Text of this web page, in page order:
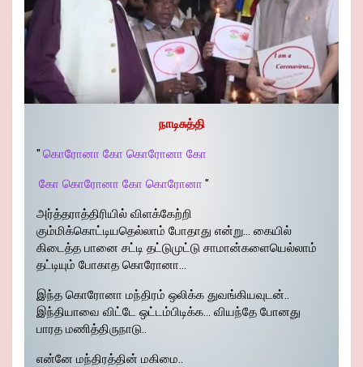
நாடிசுத்தி
" கொரோனா கோ கொரோனா கோ
கோ கொரோனா கோ கொரோனா "
அர்த்தராத்திரியில் விளக்கேற்றி
கும்மிக்கொட்டியதெல்லாம் போதாது என்று… கையில்
கிடைத்த பானை சட்டி தட்டுமுட்டு சாமான்களையெல்லாம்
தட்டியும் போகாத கொரோனா…
இந்த கொரோனா மந்திரம் ஒலிக்க துவங்கியவுடன்..
இந்தியாவை விட்டே ஒட்டம்பிடிக்க… வியந்தே போனது
பாரத மணித்திருநாடு..
என்னே மந்திரத்தின் மகிமை..